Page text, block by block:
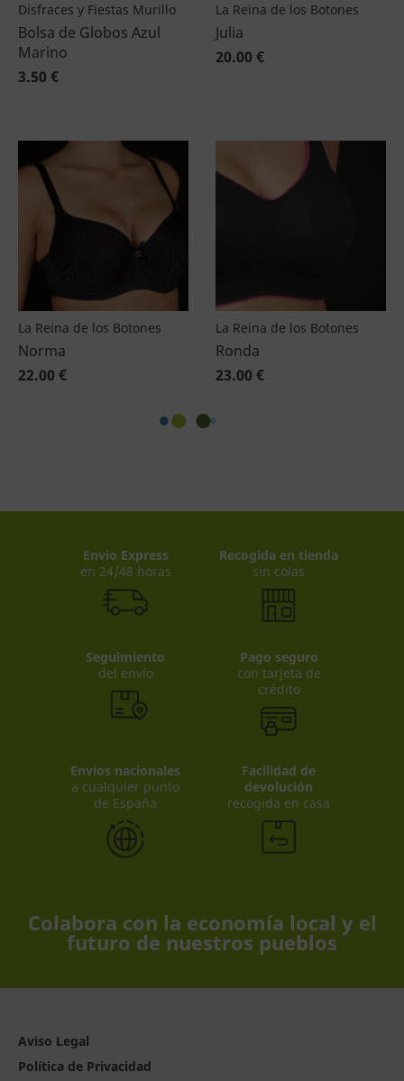
Disfraces y Fiestas Murillo
Bolsa de Globos Azul
Marino
3.50 €
La Reina de los Botones
Julia
20.00 €
La Reina de los Botones
Norma
22.00 €
La Reina de los Botones
Ronda
23.00 €
Envio Express
en 24/48 horas
Recogida en tienda
sin colas
Seguimiento
del envío
Pago seguro
con tarjeta de
crédito
Envíos nacionales
a cualquier punto
de España
Facilidad de
devolución
recogida en casa
Colabora con la economía local y el
futuro de nuestros pueblos
Aviso Legal
Política de Privacidad